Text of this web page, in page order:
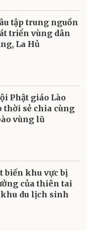
tập trung nguồn
triển vùng dân
La Hủ
Phật giáo Lào
thời sẻ chia cùng
vùng lũ
biến khu vực bị
của thiên tai
du lịch sinh